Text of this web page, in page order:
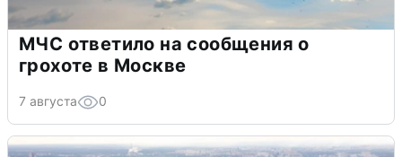
МЧС ответило на сообщения о
грохоте в Москве
7 августа 0